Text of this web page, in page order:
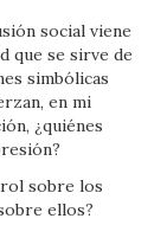
social viene
que se sirve de
simbólicas
en mi
¿quiénes
sobre los
ellos?